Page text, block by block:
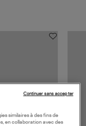
similaires à des fins de
en collaboration avec des
Continuer sans accepter